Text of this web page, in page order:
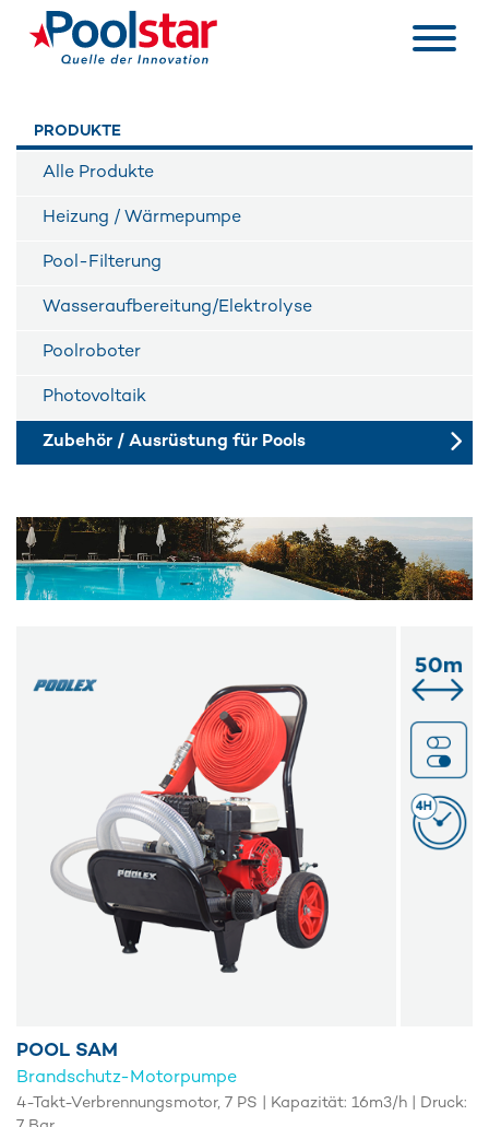
PRODUKTE
Alle Produkte
Heizung / Wärmepumpe
Pool-Filterung
Wasseraufbereitung/Elektrolyse
Poolroboter
Photovoltaik
Zubehör / Ausrüstung für Pools
POOL SAM
Brandschutz-Motorpumpe
4-Takt-Verbrennungsmotor, 7 PS | Kapazität: 16m3/h | Druck: